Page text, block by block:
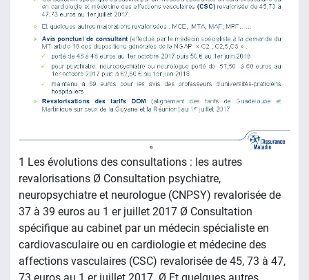
1 Les évolutions des consultations : les autres
revalorisations Ø Consultation psychiatre,
neuropsychiatre et neurologue (CNPSY) revalorisée de
37 à 39 euros au 1 er juillet 2017 Ø Consultation
spécifique au cabinet par un médecin spécialiste en
cardiovasculaire ou en cardiologie et médecine des
affections vasculaires (CSC) revalorisée de 45, 73 à 47,